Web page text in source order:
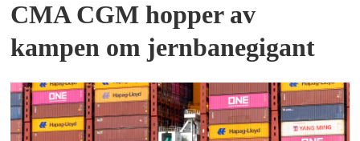
CMA CGM hopper av
kampen om jernbanegigant